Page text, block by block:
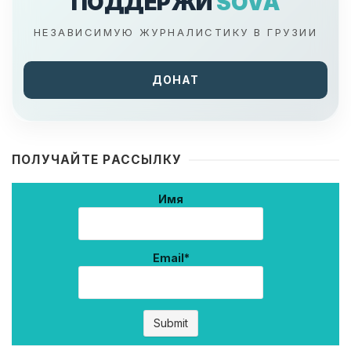
НЕЗАВИСИМУЮ ЖУРНАЛИСТИКУ В ГРУЗИИ
ДОНАТ
ПОЛУЧАЙТЕ РАССЫЛКУ
Имя
Email*